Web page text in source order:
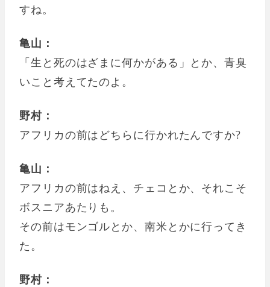
すね。
亀山：
「生と死のはざまに何かがある」とか、青臭
いこと考えてたのよ。
野村：
アフリカの前はどちらに行かれたんですか?
亀山：
アフリカの前はねえ、チェコとか、それこそ
ボスニアあたりも。
その前はモンゴルとか、南米とかに行ってき
た。
野村：